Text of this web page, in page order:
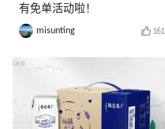
有免单活动啦！
misunting 161